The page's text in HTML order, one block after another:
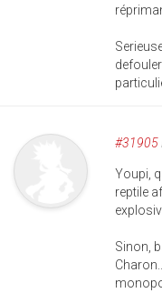
#31905
Youpi,
reptile
Sinon,